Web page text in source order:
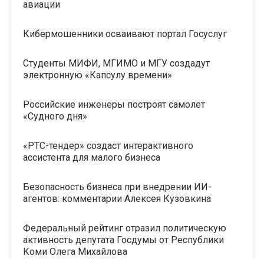
авиации
Кибермошенники осваивают портал Госуслуг
Студенты МИФИ, МГИМО и МГУ создадут
электронную «Капсулу времени»
Российские инженеры построят самолет
«Судного дня»
«РТС-тендер» создаст интерактивного
ассистента для малого бизнеса
Безопасность бизнеса при внедрении ИИ-
агентов: комментарии Алексея Кузовкина
Федеральный рейтинг отразил политическую
активность депутата Госдумы от Республики
Коми Олега Михайлова